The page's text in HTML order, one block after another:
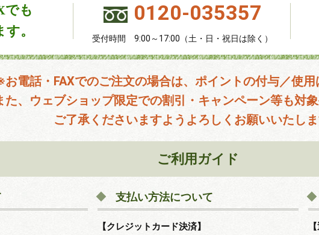
でも
。
0120-035357
受付時間 9:00～17:00（土・日・祝日は除く）
お電話・FAXでのご注文の場合は、ポイントの付与／使用
た、ウェブショップ限定での割引・キャンペーン等も対象
ご了承くださいますようよろしくお願いいたしま
ご利用ガイド
支払い方法について
【クレジットカード決済】